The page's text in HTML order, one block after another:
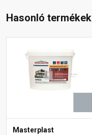
Hasonló termékek
Masterplast